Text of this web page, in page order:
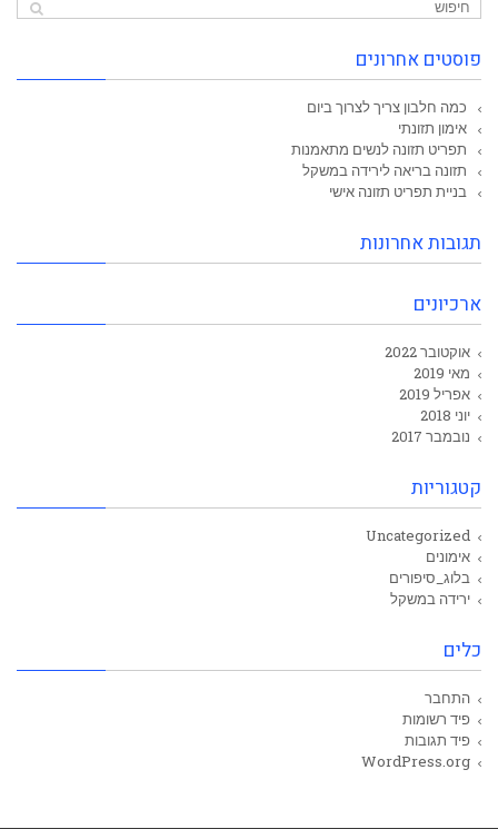
פוסטים אחרונים
כמה חלבון צריך לצרוך ביום
אימון תזונתי
תפריט תזונה לנשים מתאמנות
תזונה בריאה לירידה במשקל
בניית תפריט תזונה אישי
תגובות אחרונות
ארכיונים
אוקטובר 2022
מאי 2019
אפריל 2019
יוני 2018
נובמבר 2017
קטגוריות
Uncategorized
אימונים
בלוג_סיפורים
ירידה במשקל
כלים
התחבר
פיד רשומות
פיד תגובות
WordPress.org